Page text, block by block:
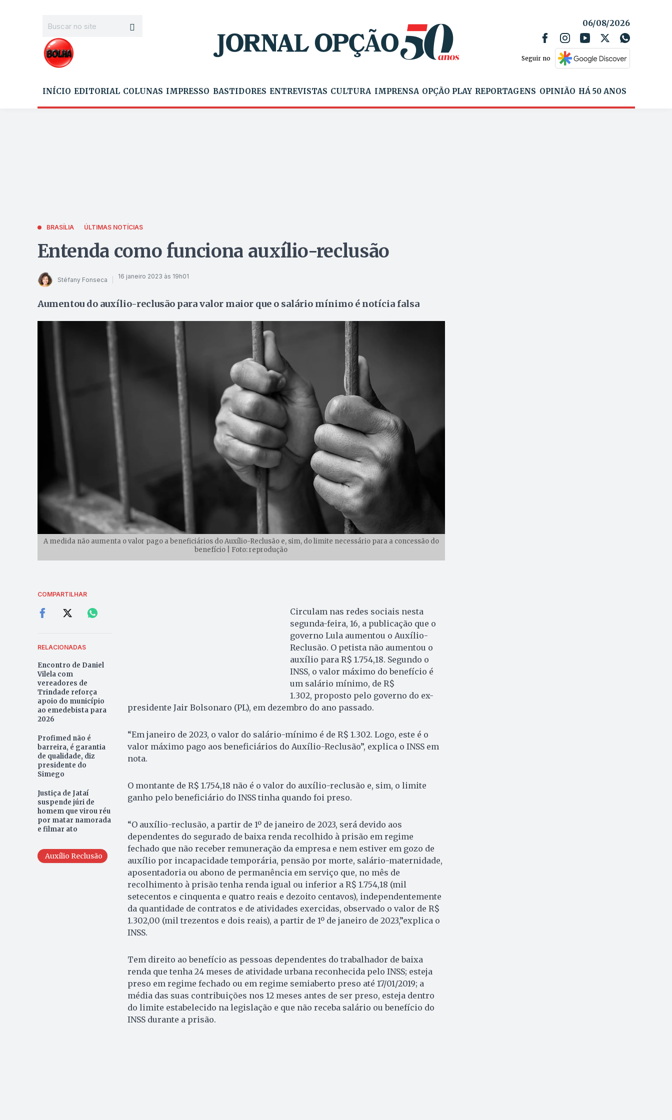
06/08/2026
Seguir no
INÍCIO EDITORIAL COLUNAS IMPRESSO BASTIDORES ENTREVISTAS CULTURA IMPRENSA OPÇÃO PLAY REPORTAGENS OPINIÃO HÁ 50 ANOS
BRASÍLIA ÚLTIMAS NOTÍCIAS
Entenda como funciona auxílio-reclusão
Stéfany Fonseca 16 janeiro 2023 às 19h01
Aumentou do auxílio-reclusão para valor maior que o salário mínimo é notícia falsa
A medida não aumenta o valor pago a beneficiários do Auxílio-Reclusão e, sim, do limite necessário para a concessão do
benefício | Foto: reprodução
COMPARTILHAR
RELACIONADAS
Encontro de Daniel
Vilela com
vereadores de
Trindade reforça
apoio do município
ao emedebista para
2026
Profimed não é
barreira, é garantia
de qualidade, diz
presidente do
Simego
Justiça de Jataí
suspende júri de
homem que virou réu
por matar namorada
e filmar ato
Auxílio Reclusão
Circulam nas redes sociais nesta
segunda-feira, 16, a publicação que o
governo Lula aumentou o Auxílio-
Reclusão. O petista não aumentou o
auxílio para R$ 1.754,18. Segundo o
INSS, o valor máximo do benefício é
um salário mínimo, de R$
1.302, proposto pelo governo do ex-
presidente Jair Bolsonaro (PL), em dezembro do ano passado.
“Em janeiro de 2023, o valor do salário-mínimo é de R$ 1.302. Logo, este é o
valor máximo pago aos beneficiários do Auxílio-Reclusão”, explica o INSS em
nota.
O montante de R$ 1.754,18 não é o valor do auxílio-reclusão e, sim, o limite
ganho pelo beneficiário do INSS tinha quando foi preso.
“O auxílio-reclusão, a partir de 1º de janeiro de 2023, será devido aos
dependentes do segurado de baixa renda recolhido à prisão em regime
fechado que não receber remuneração da empresa e nem estiver em gozo de
auxílio por incapacidade temporária, pensão por morte, salário-maternidade,
aposentadoria ou abono de permanência em serviço que, no mês de
recolhimento à prisão tenha renda igual ou inferior a R$ 1.754,18 (mil
setecentos e cinquenta e quatro reais e dezoito centavos), independentemente
da quantidade de contratos e de atividades exercidas, observado o valor de R$
1.302,00 (mil trezentos e dois reais), a partir de 1º de janeiro de 2023,”explica o
INSS.
Tem direito ao benefício as pessoas dependentes do trabalhador de baixa
renda que tenha 24 meses de atividade urbana reconhecida pelo INSS; esteja
preso em regime fechado ou em regime semiaberto preso até 17/01/2019; a
média das suas contribuições nos 12 meses antes de ser preso, esteja dentro
do limite estabelecido na legislação e que não receba salário ou benefício do
INSS durante a prisão.